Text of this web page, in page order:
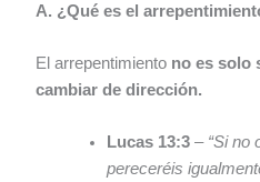
A. ¿Qué es el
El arrepentimiento no es solo
cambiar de dirección.
Lucas 13:3 – “Si no
pereceréis